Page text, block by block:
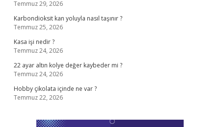
Temmuz 29, 2026
Karbondioksit kan yoluyla nasıl taşınır ?
Temmuz 25, 2026
Kasa işi nedir ?
Temmuz 24, 2026
22 ayar altın kolye değer kaybeder mi ?
Temmuz 24, 2026
Hobby çikolata içinde ne var ?
Temmuz 22, 2026